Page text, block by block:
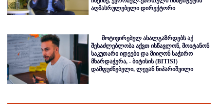
აღმასრულებელი დირექტორი
მოტივირებულ ახალგაზრდებს აქ
შესაძლებლობა აქვთ ისწავლონ, მოიტანონ
საკუთარი იდეები და მიიღონ საჭირო
მხარდაჭერა, - ბიტისის (BITISI)
დამფუძნებელი, ლევან ნიპარიშვილი